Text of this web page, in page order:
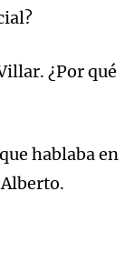
¿Por qué
hablaba en